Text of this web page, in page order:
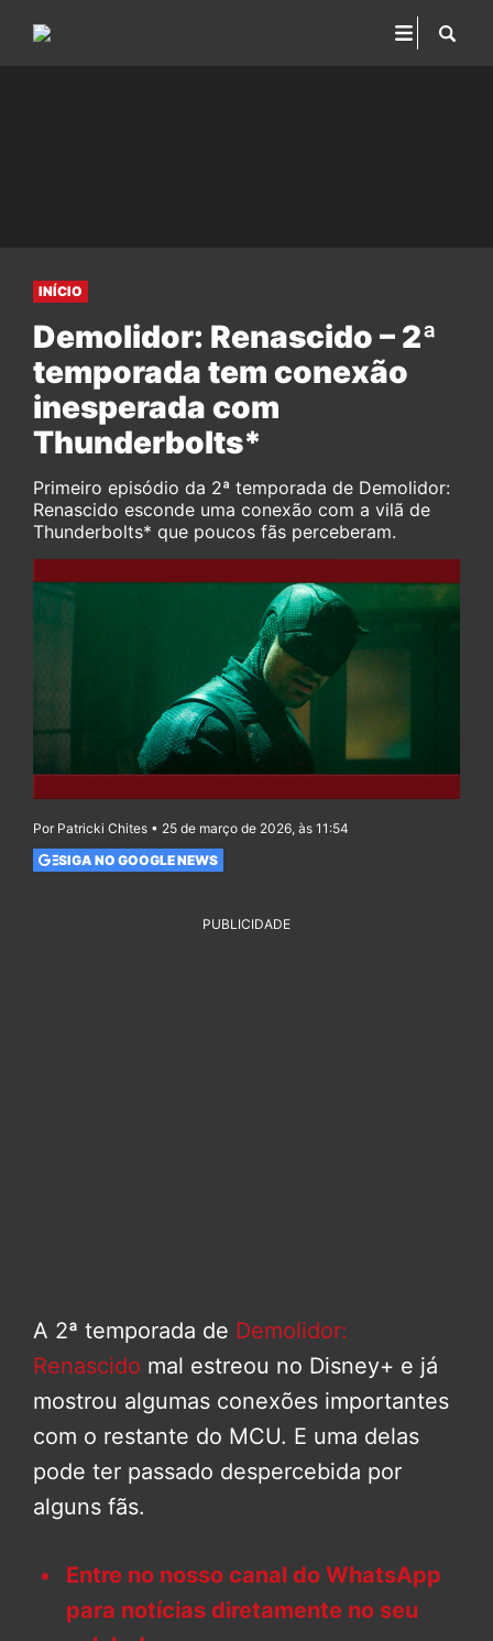
INÍCIO
Demolidor: Renascido – 2ª
temporada tem conexão
inesperada com
Thunderbolts*
Primeiro episódio da 2ª temporada de Demolidor:
Renascido esconde uma conexão com a vilã de
Thunderbolts* que poucos fãs perceberam.
Por Patricki Chites • 25 de março de 2026, às 11:54
SIGA NO GOOGLE NEWS
PUBLICIDADE
A 2ª temporada de Demolidor:
Renascido mal estreou no Disney+ e já
mostrou algumas conexões importantes
com o restante do MCU. E uma delas
pode ter passado despercebida por
alguns fãs.
Entre no nosso canal do WhatsApp
para notícias diretamente no seu